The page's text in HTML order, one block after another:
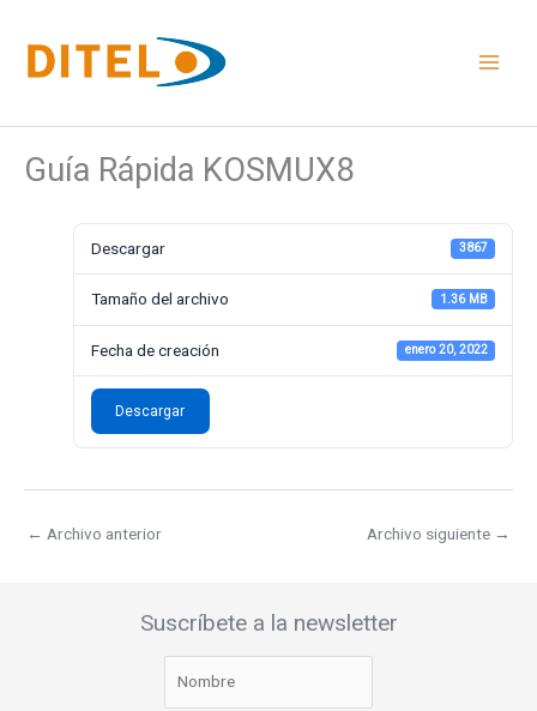
contenido
Guía Rápida KOSMUX8
Descargar 3867
Tamaño del archivo 1.36 MB
Fecha de creación enero 20, 2022
Descargar
← Archivo anterior Archivo siguiente →
Suscríbete a la newsletter